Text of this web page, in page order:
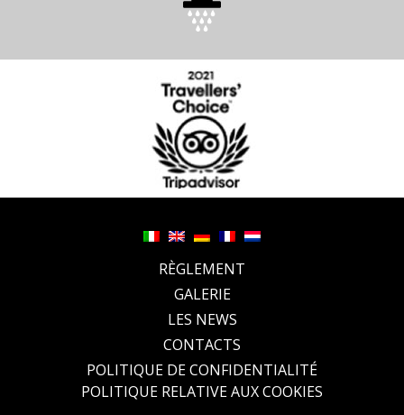
RÈGLEMENT
GALERIE
LES NEWS
CONTACTS
POLITIQUE DE CONFIDENTIALITÉ
POLITIQUE RELATIVE AUX COOKIES